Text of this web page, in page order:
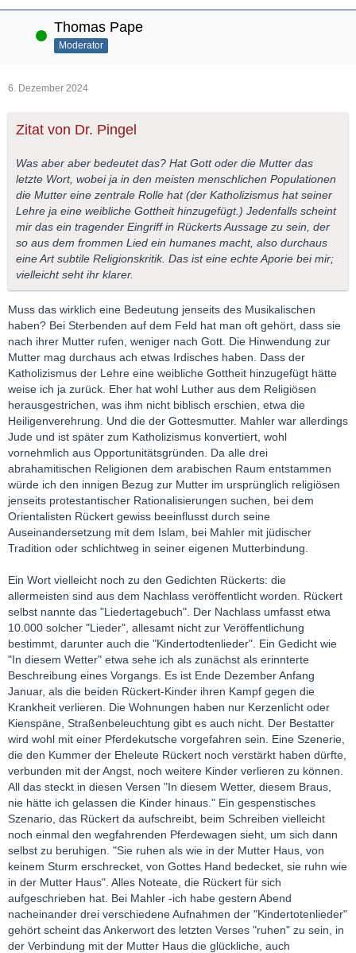
Online Thomas Pape
Moderator
6. Dezember 2024
Zitat von Dr. Pingel
Was aber aber bedeutet das? Hat Gott oder die Mutter das
letzte Wort, wobei ja in den meisten menschlichen Populationen
die Mutter eine zentrale Rolle hat (der Katholizismus hat seiner
Lehre ja eine weibliche Gottheit hinzugefügt.) Jedenfalls scheint
mir das ein tragender Eingriff in Rückerts Aussage zu sein, der
so aus dem frommen Lied ein humanes macht, also durchaus
eine Art subtile Religionskritik. Das ist eine echte Aporie bei mir;
vielleicht seht ihr klarer.
Muss das wirklich eine Bedeutung jenseits des Musikalischen
haben? Bei Sterbenden auf dem Feld hat man oft gehört, dass sie
nach ihrer Mutter rufen, weniger nach Gott. Die Hinwendung zur
Mutter mag durchaus ach etwas Irdisches haben. Dass der
Katholizismus der Lehre eine weibliche Gottheit hinzugefügt hätte
weise ich ja zurück. Eher hat wohl Luther aus dem Religiösen
herausgestrichen, was ihm nicht biblisch erschien, etwa die
Heiligenverehrung. Und die der Gottesmutter. Mahler war allerdings
Jude und ist später zum Katholizismus konvertiert, wohl
vornehmlich aus Opportunitätsgründen. Da alle drei
abrahamitischen Religionen dem arabischen Raum entstammen
würde ich den innigen Bezug zur Mutter im ursprünglich religiösen
jenseits protestantischer Rationalisierungen suchen, bei dem
Orientalisten Rückert gewiss beeinflusst durch seine
Auseinandersetzung mit dem Islam, bei Mahler mit jüdischer
Tradition oder schlichtweg in seiner eigenen Mutterbindung.
Ein Wort vielleicht noch zu den Gedichten Rückerts: die
allermeisten sind aus dem Nachlass veröffentlicht worden. Rückert
selbst nannte das "Liedertagebuch". Der Nachlass umfasst etwa
10.000 solcher "Lieder", allesamt nicht zur Veröffentlichung
bestimmt, darunter auch die "Kindertodtenlieder". Ein Gedicht wie
"In diesem Wetter" etwa sehe ich als zunächst als erinnterte
Beschreibung eines Vorgangs. Es ist Ende Dezember Anfang
Januar, als die beiden Rückert-Kinder ihren Kampf gegen die
Krankheit verlieren. Die Wohnungen haben nur Kerzenlicht oder
Kienspäne, Straßenbeleuchtung gibt es auch nicht. Der Bestatter
wird wohl mit einer Pferdekutsche vorgefahren sein. Eine Szenerie,
die den Kummer der Eheleute Rückert noch verstärkt haben dürfte,
verbunden mit der Angst, noch weitere Kinder verlieren zu können.
All das steckt in diesen Versen "In diesem Wetter, diesem Braus,
nie hätte ich gelassen die Kinder hinaus." Ein gespenstisches
Szenario, das Rückert da aufschreibt, beim Schreiben vielleicht
noch einmal den wegfahrenden Pferdewagen sieht, um sich dann
selbst zu beruhigen. "Sie ruhen als wie in der Mutter Haus, von
keinem Sturm erschrecket, von Gottes Hand bedecket, sie ruhn wie
in der Mutter Haus". Alles Noteate, die Rückert für sich
aufgeschrieben hat. Bei Mahler -ich habe gestern Abend
nacheinander drei verschiedene Aufnahmen der "Kindertotenlieder"
gehört scheint das Ankerwort des letzten Verses "ruhen" zu sein, in
der Verbindung mit der Mutter Haus die glückliche, auch